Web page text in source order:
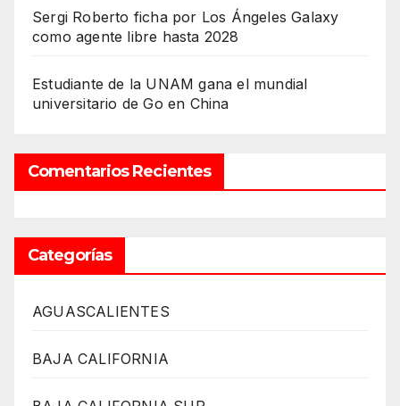
Sergi Roberto ficha por Los Ángeles Galaxy
como agente libre hasta 2028
Estudiante de la UNAM gana el mundial
universitario de Go en China
Comentarios Recientes
Categorías
AGUASCALIENTES
BAJA CALIFORNIA